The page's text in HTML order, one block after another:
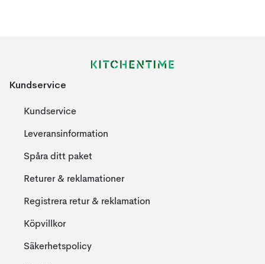
Kundservice
Kundservice
Leveransinformation
Spåra ditt paket
Returer & reklamationer
Registrera retur & reklamation
Köpvillkor
Säkerhetspolicy